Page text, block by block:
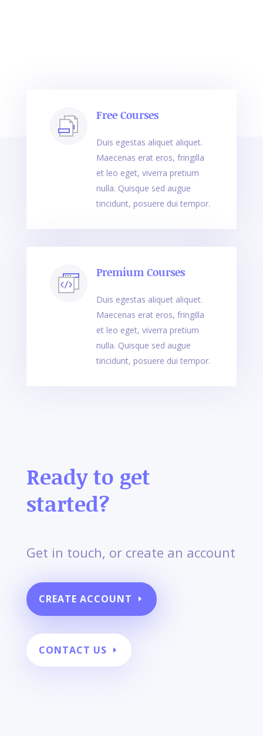
Free Courses
Duis egestas aliquet aliquet.
Maecenas erat eros, fringilla
et leo eget, viverra pretium
nulla. Quisque sed augue
tincidunt, posuere dui tempor.
Premium Courses
Duis egestas aliquet aliquet.
Maecenas erat eros, fringilla
et leo eget, viverra pretium
nulla. Quisque sed augue
tincidunt, posuere dui tempor.
Ready to get
started?
Get in touch, or create an account
CREATE ACCOUNT
CONTACT US